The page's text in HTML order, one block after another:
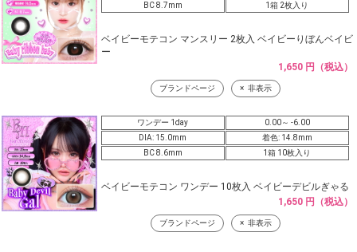
BC 8.7mm
1箱 2枚入り
ベイビーモテコン マンスリー 2枚入 ベイビーりぼんベイビ
ー
1,650 円（税込）
ブランドページ 非表示
ワンデー 1day
0.00～ -6.00
DIA: 15.0mm
着色: 14.8mm
BC 8.6mm
1箱 10枚入り
ベイビーモテコン ワンデー 10枚入 ベイビーデビルぎゃる
1,650 円（税込）
ブランドページ 非表示